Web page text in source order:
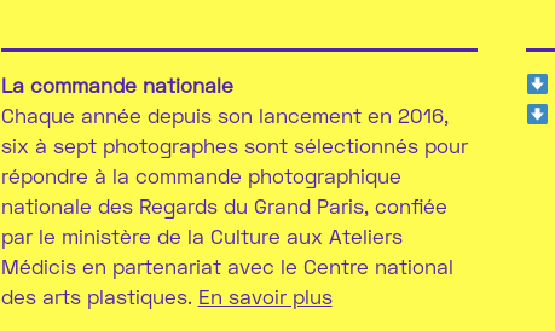
La commande nationale
Chaque année depuis son lancement en 2016,
six à sept photographes sont sélectionnés pour
répondre à la commande photographique
nationale des Regards du Grand Paris, confiée
par le ministère de la Culture aux Ateliers
Médicis en partenariat avec le Centre national
des arts plastiques. En savoir plus